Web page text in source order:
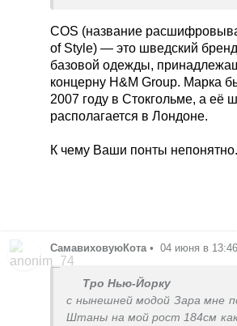
Поскольку я фанат
множество кашемировых
бюджетных брендов типа
крутое качество именно у
стоимостью 250-300 у.е.+.
Uniqlo, упомянутый МS -
Совершенно не то пальто.
качество говнистое.
У COS, Acne Studios
носила, последние года 3, не
на прогулку. Только в
расходиться нитки
А вот джинсы брала Acne
посредственные. Даже
более качественные.
COS (название
of Style) — это шведский
базовой одежды,
концерну H&M Group. Марка
2007 году в Стокгольме, а её
располагается в Лондоне.
К чему Ваши понты
СамавиховуюКота • 04 июня в 13:46
Тро Нью-Йорку
с нынешней модой Зара мне
Штаны на мой рост 184см как